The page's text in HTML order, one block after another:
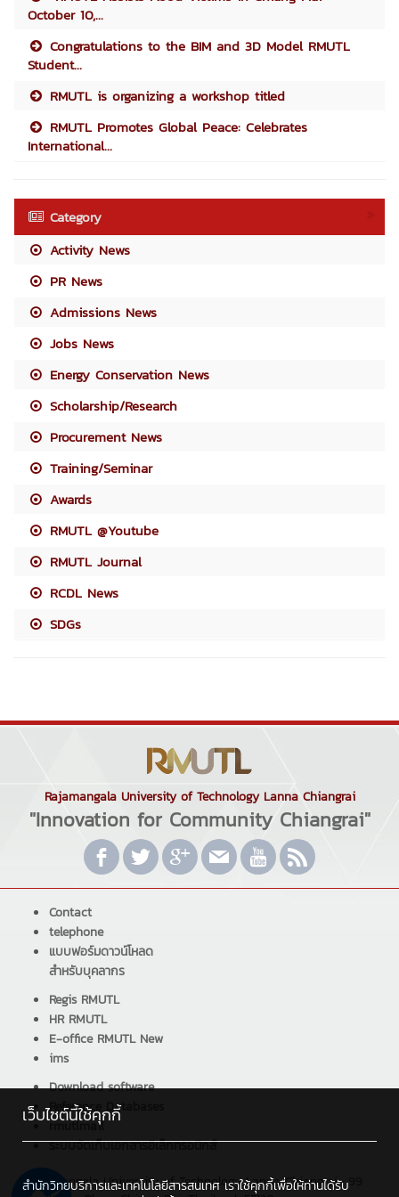
October 10,...
Congratulations to the BIM and 3D Model RMUTL
Student...
RMUTL is organizing a workshop titled
RMUTL Promotes Global Peace: Celebrates
International...
Category
Activity News
PR News
Admissions News
Jobs News
Energy Conservation News
Scholarship/Research
Procurement News
Training/Seminar
Awards
RMUTL @Youtube
RMUTL Journal
RCDL News
SDGs
Rajamangala University of Technology Lanna Chiangrai
"Innovation for Community Chiangrai"
Contact
telephone
แบบฟอร์มดาวน์โหลด
สำหรับบุคลากร
Regis RMUTL
HR RMUTL
E-office RMUTL New
ims
Download software
Reference Databases
rmutlmail
ระบบจัดเก็บเอกสารอิเล็กทรอนิกส์
Rajamangala University of Technology Lanna Chiangrai : 99
เว็บไซต์นี้ใช้คุกกี้
สำนักวิทยบริการและเทคโนโลยีสารสนเทศ เราใช้คุกกี้เพื่อให้ท่านได้รับ